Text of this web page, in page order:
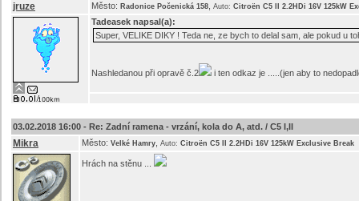
jruze Město: Radonice Počenická 158 Auto: Citroën C5 II 2.2HDi 16V 125kW
Tadeasek napsal(a):
Super, VELIKE DIKY ! Teda ne, ze bych to delal sam, ale pokud u
Nashledanou při opravě č.2 i ten odkaz je .....(jen aby to
03.02.2018 16:00 - Re: Zadní ramena - vrzání, kola do A, atd. / C5 I,II
Mikra Město: Velké Hamry Auto: Citroën C5 II 2.2HDi 16V 125kW Exclusive Break
Hrách na stěnu ...